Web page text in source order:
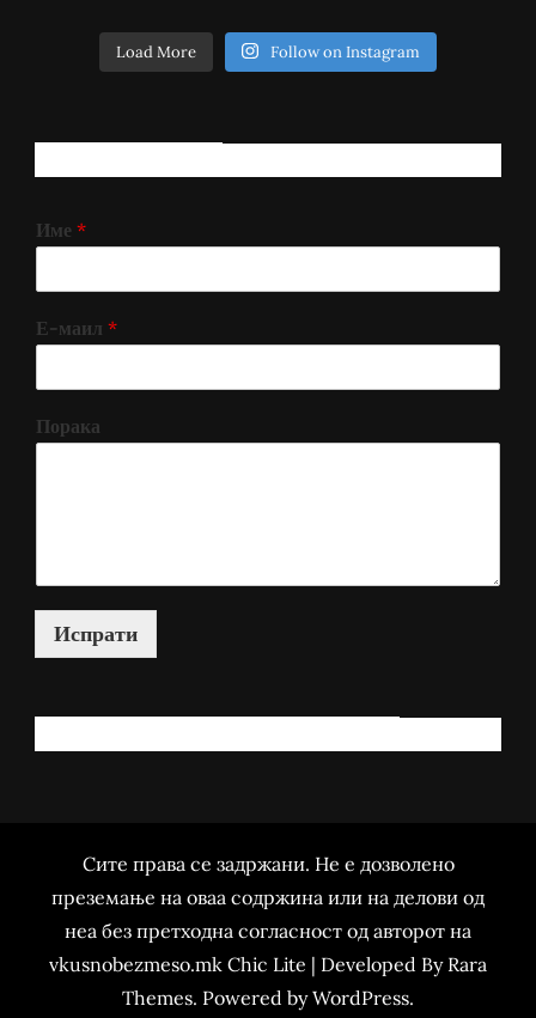
Load More Follow on Instagram
Име *
Е-маил *
Порака
Испрати
Сите права се задржани. Не е дозволено
преземање на оваа содржина или на делови од
неа без претходна согласност од авторот на
vkusnobezmeso.mk Chic Lite | Developed By Rara
Themes. Powered byWordPress.